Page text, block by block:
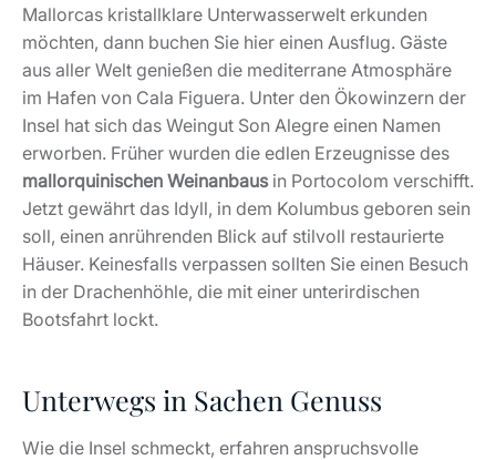
Mallorcas kristallklare Unterwasserwelt erkunden
möchten, dann buchen Sie hier einen Ausflug. Gäste
aus aller Welt genießen die mediterrane Atmosphäre
im Hafen von Cala Figuera. Unter den Ökowinzern der
Insel hat sich das Weingut Son Alegre einen Namen
erworben. Früher wurden die edlen Erzeugnisse des
mallorquinischen Weinanbausin Portocolom verschifft.
Jetzt gewährt das Idyll, in dem Kolumbus geboren sein
soll, einen anrührenden Blick auf stilvoll restaurierte
Häuser. Keinesfalls verpassen sollten Sie einen Besuch
in der Drachenhöhle, die mit einer unterirdischen
Bootsfahrt lockt.
Unterwegs in Sachen Genuss
Wie die Insel schmeckt, erfahren anspruchsvolle